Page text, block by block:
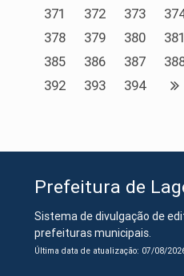
371
372 373
378
379 380 381
385
386 387
392
393 394
Prefeitura de
Sistema de divulgação de
prefeituras municipais.
Última data de atualização: 07/08/